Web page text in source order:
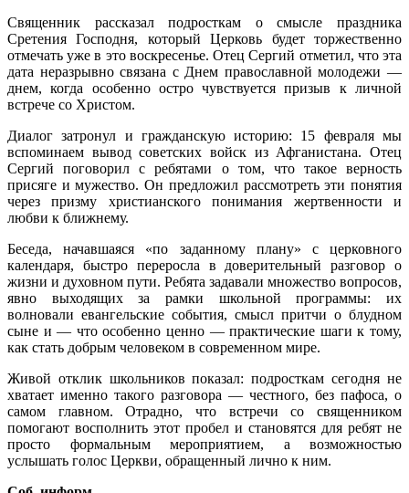
Священник рассказал подросткам о смысле праздника
Сретения Господня, который Церковь будет торжественно
отмечать уже в это воскресенье. Отец Сергий отметил, что эта
дата неразрывно связана с Днем православной молодежи —
днем, когда особенно остро чувствуется призыв к личной
встрече со Христом.
Диалог затронул и гражданскую историю: 15 февраля мы
вспоминаем вывод советских войск из Афганистана. Отец
Сергий поговорил с ребятами о том, что такое верность
присяге и мужество. Он предложил рассмотреть эти понятия
через призму христианского понимания жертвенности и
любви к ближнему.
Беседа, начавшаяся «по заданному плану» с церковного
календаря, быстро переросла в доверительный разговор о
жизни и духовном пути. Ребята задавали множество вопросов,
явно выходящих за рамки школьной программы: их
волновали евангельские события, смысл притчи о блудном
сыне и — что особенно ценно — практические шаги к тому,
как стать добрым человеком в современном мире.
Живой отклик школьников показал: подросткам сегодня не
хватает именно такого разговора — честного, без пафоса, о
самом главном. Отрадно, что встречи со священником
помогают восполнить этот пробел и становятся для ребят не
просто формальным мероприятием, а возможностью
услышать голос Церкви, обращенный лично к ним.